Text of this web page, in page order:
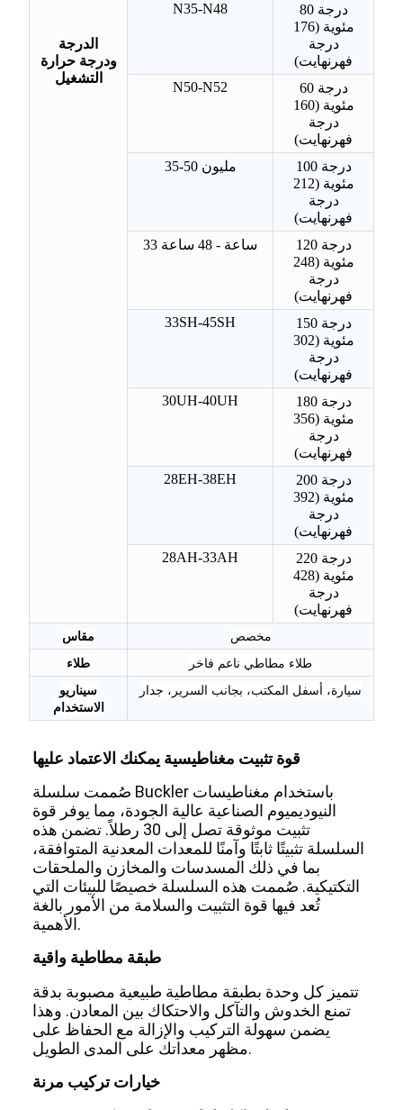
الدرجة
ودرجة حرارة
التشغيل
N35-N48
80 درجة
مئوية (176
درجة
فهرنهايت)
N50-N52
60 درجة
مئوية (160
درجة
فهرنهايت)
35-50 مليون
100 درجة
مئوية (212
درجة
فهرنهايت)
33 ساعة - 48 ساعة
120 درجة
مئوية (248
درجة
فهرنهايت)
33SH-45SH
150 درجة
مئوية (302
درجة
فهرنهايت)
30UH-40UH
180 درجة
مئوية (356
درجة
فهرنهايت)
28EH-38EH
200 درجة
مئوية (392
درجة
فهرنهايت)
28AH-33AH
220 درجة
مئوية (428
درجة
فهرنهايت)
مقاس مخصص
طلاء
طلاء مطاطي ناعم فاخر
سيناريو
الاستخدام
سيارة، أسفل المكتب، بجانب السرير، جدار
قوة تثبيت مغناطيسية يمكنك الاعتماد عليها
صُممت سلسلة Buckler باستخدام مغناطيسات
النيوديميوم الصناعية عالية الجودة، مما يوفر قوة
تثبيت موثوقة تصل إلى 30 رطلاً. تضمن هذه
السلسلة تثبيتًا ثابتًا وآمنًا للمعدات المعدنية المتوافقة،
بما في ذلك المسدسات والمخازن والملحقات
التكتيكية. صُممت هذه السلسلة خصيصًا للبيئات التي
تُعد فيها قوة التثبيت والسلامة من الأمور بالغة
الأهمية.
طبقة مطاطية واقية
تتميز كل وحدة بطبقة مطاطية طبيعية مصبوبة بدقة
تمنع الخدوش والتآكل والاحتكاك بين المعادن. وهذا
يضمن سهولة التركيب والإزالة مع الحفاظ على
مظهر معداتك على المدى الطويل.
خيارات تركيب مرنة